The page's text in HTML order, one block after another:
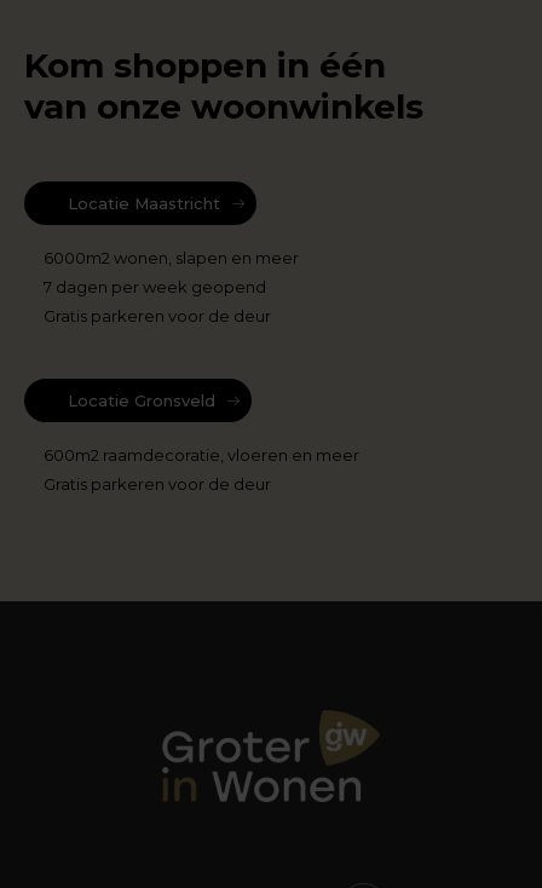
Kom shoppen in één
van onze woonwinkels
Locatie Maastricht
6000m2 wonen, slapen en meer
7 dagen per week geopend
Gratis parkeren voor de deur
Locatie Gronsveld
600m2 raamdecoratie, vloeren en meer
Gratis parkeren voor de deur